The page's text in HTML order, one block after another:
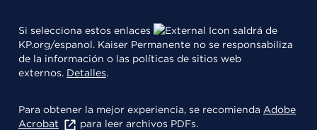
Si selecciona estos enlaces
saldrá de
KP.org/espanol. Kaiser Permanente no se responsabiliza
de la información o las políticas de sitios web
externos. Detalles.
Para obtener la mejor experiencia, se recomienda Adobe
Acrobat
para leer archivos PDFs.